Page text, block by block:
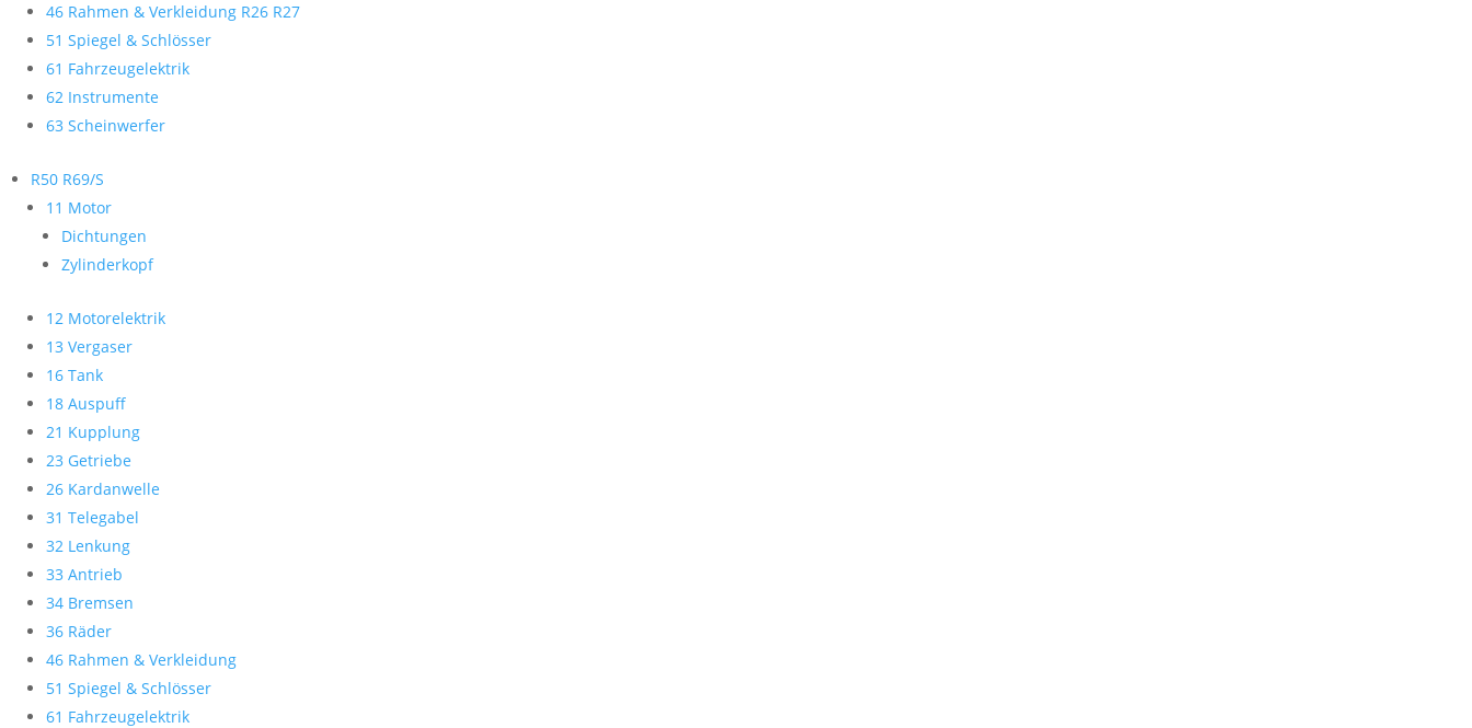
46 Rahmen & Verkleidung R26 R27
51 Spiegel & Schlösser
61 Fahrzeugelektrik
62 Instrumente
63 Scheinwerfer
R50 R69/S
11 Motor
Dichtungen
Zylinderkopf
12 Motorelektrik
13 Vergaser
16 Tank
18 Auspuff
21 Kupplung
23 Getriebe
26 Kardanwelle
31 Telegabel
32 Lenkung
33 Antrieb
34 Bremsen
36 Räder
46 Rahmen & Verkleidung
51 Spiegel & Schlösser
61 Fahrzeugelektrik